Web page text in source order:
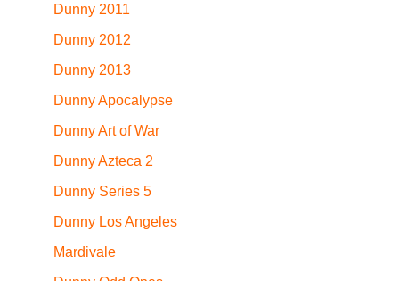
Dunny 2011
Dunny 2012
Dunny 2013
Dunny Apocalypse
Dunny Art of War
Dunny Azteca 2
Dunny Series 5
Dunny Los Angeles
Mardivale